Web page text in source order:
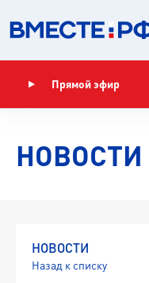
Прямой эфир
НОВОСТИ
НОВОСТИ
Назад к списку